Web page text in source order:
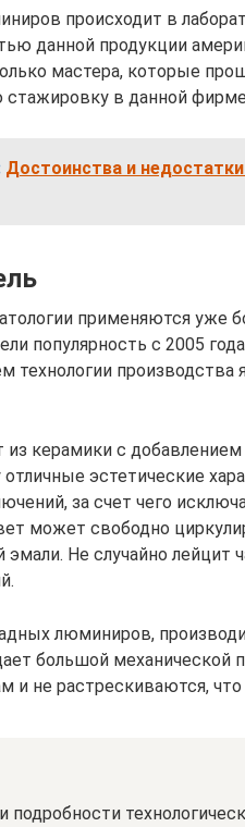
происходит в
данной продукции
мастера, которые
в данной фирме
Достоинства и
применяются уже
популярность с 2005
технологии
керамики с добавлением
отличные эстетические
за счет чего
может свободно
эмали. Не случайно лейцит
люминиров,
большой механической
и не растрескиваются,
подробности